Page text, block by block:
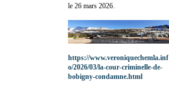
le 26 mars 2026.
https://www.veroniquechemla.inf
o/2026/03/la-cour-criminelle-de-
bobigny-condamne.html